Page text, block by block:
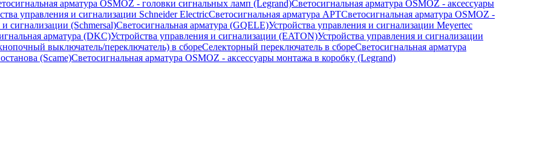
арматура OSMOZ - головки сигнальных ламп (Legrand)Светосигнальная арматура OSMOZ - аксессуары
управления и сигнализации Schneider ElectricСветосигнальная арматура APTСветосигнальная арматура OSMOZ -
сигнализации (Schmersal)Светосигнальная арматура (GQELE)Устройства управления и сигнализации Meyertec
арматура (DKC)Устройства управления и сигнализации (EATON)Устройства управления и сигнализации
выключатель/переключатель) в сбореСелекторный переключатель в сбореСветосигнальная арматура
(Scame)Светосигнальная арматура OSMOZ - аксессуары монтажа в коробку (Legrand)